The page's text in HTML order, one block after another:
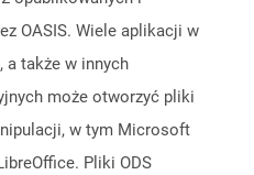
OASIS. Wiele aplikacji w
a także w innych
może otworzyć pliki
w tym Microsoft
Pliki ODS